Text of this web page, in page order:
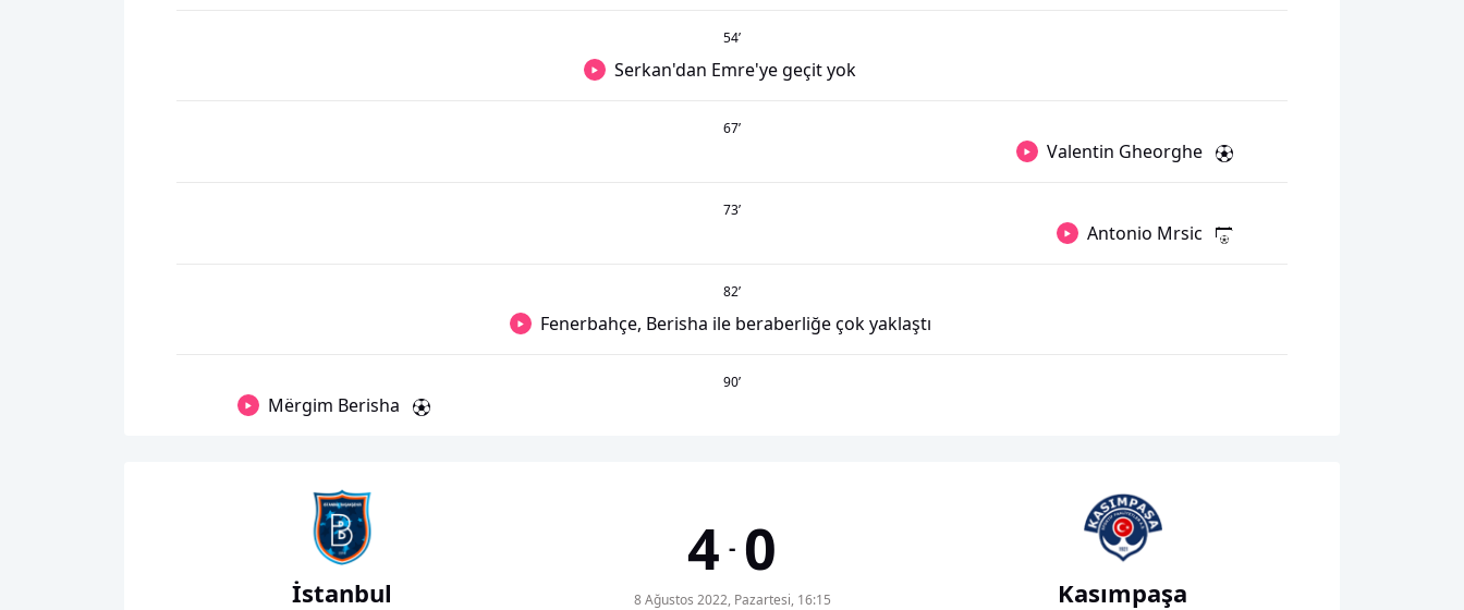
54’
Serkan'dan Emre'ye geçit yok
67’
Valentin Gheorghe
73’
Antonio Mrsic
82’
Fenerbahçe, Berisha ile beraberliğe çok yaklaştı
90’
Mërgim Berisha
İstanbul
4 - 0
8 Ağustos 2022, Pazartesi, 16:15 Kasımpaşa